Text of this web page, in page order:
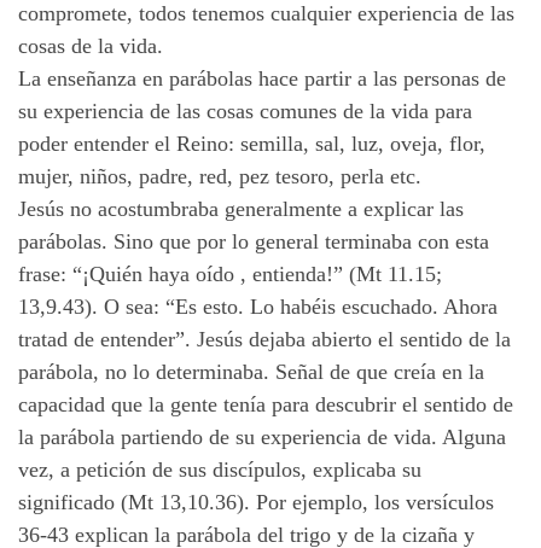
compromete, todos tenemos cualquier experiencia de las
cosas de la vida.
La enseñanza en parábolas hace partir a las personas de
su experiencia de las cosas comunes de la vida para
poder entender el Reino: semilla, sal, luz, oveja, flor,
mujer, niños, padre, red, pez tesoro, perla etc.
Jesús no acostumbraba generalmente a explicar las
parábolas. Sino que por lo general terminaba con esta
frase: “¡Quién haya oído , entienda!” (Mt 11.15;
13,9.43). O sea: “Es esto. Lo habéis escuchado. Ahora
tratad de entender”. Jesús dejaba abierto el sentido de la
parábola, no lo determinaba. Señal de que creía en la
capacidad que la gente tenía para descubrir el sentido de
la parábola partiendo de su experiencia de vida. Alguna
vez, a petición de sus discípulos, explicaba su
significado (Mt 13,10.36). Por ejemplo, los versículos
36-43 explican la parábola del trigo y de la cizaña y